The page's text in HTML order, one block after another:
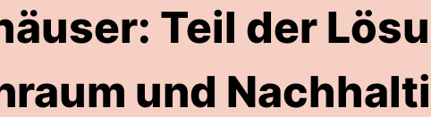
Teil der
und